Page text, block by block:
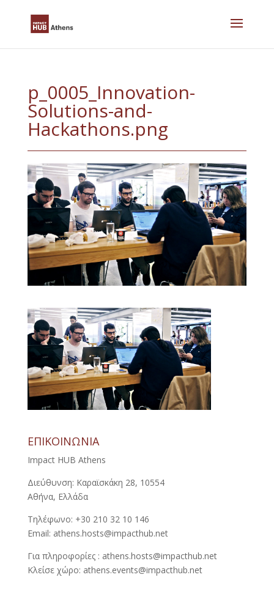
p_0005_Innovation-
Solutions-and-
Hackathons.png
ΕΠΙΚΟΙΝΩΝΙΑ
Impact HUB Athens
Διεύθυνση: Καραϊσκάκη 28, 10554
Αθήνα, Ελλάδα
Τηλέφωνο: +30 210 32 10 146
Email: athens.hosts@impacthub.net
Για πληροφορίες : athens.hosts@impacthub.net
Κλείσε χώρο: athens.events@impacthub.net